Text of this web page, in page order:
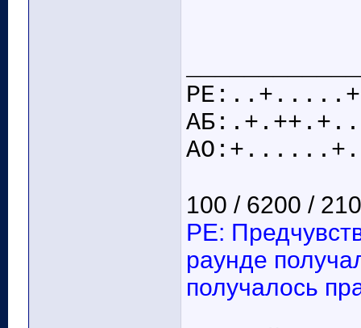
100 / 6200 /
РЕ:
раунде
получалось